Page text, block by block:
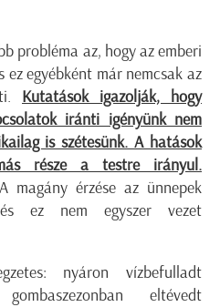
probléma az, hogy az emberi
ez egyébként már nemcsak az
Kutatások igazolják, hogy
iránti igényünk nem
is szétesünk. A hatások
része a testre irányul.
A magány érzése az ünnepek
és ez nem egyszer vezet
nyáron vízbefulladt
eltévedt